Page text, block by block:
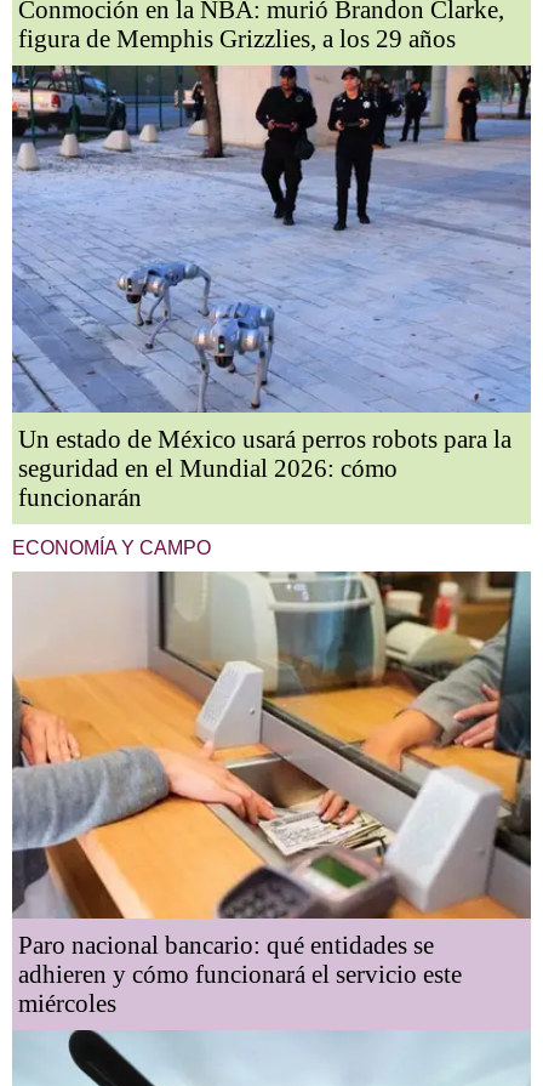
Conmoción en la NBA: murió Brandon Clarke,
figura de Memphis Grizzlies, a los 29 años
Un estado de México usará perros robots para la
seguridad en el Mundial 2026: cómo
funcionarán
ECONOMÍA Y CAMPO
Paro nacional bancario: qué entidades se
adhieren y cómo funcionará el servicio este
miércoles